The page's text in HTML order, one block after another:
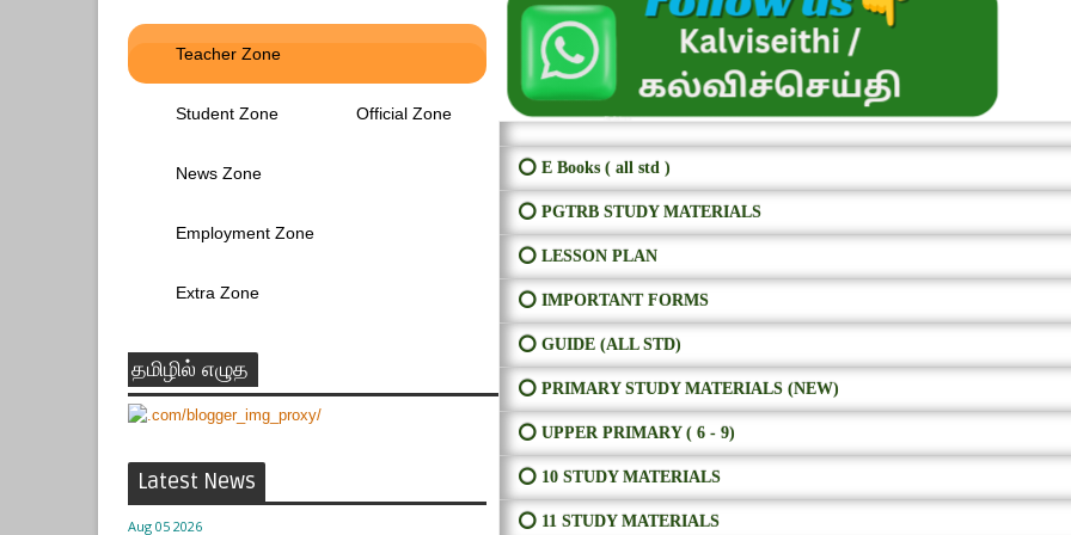
Teacher Zone
Student Zone Official Zone
News Zone
Employment Zone
Extra Zone
தமிழில் எழுத
Latest News
Aug 05 2026
⭕ E Books ( all std )
⭕ PGTRB STUDY MATERIALS
⭕ LESSON PLAN
⭕ IMPORTANT FORMS
⭕ GUIDE (ALL STD)
⭕ PRIMARY STUDY MATERIALS (NEW)
⭕ UPPER PRIMARY ( 6 - 9)
⭕ 10 STUDY MATERIALS
⭕ 11 STUDY MATERIALS